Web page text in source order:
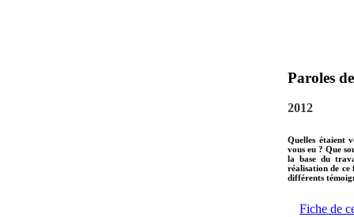
Paroles
2012
Quelles étaient
vous eu ? Que
la base du
réalisation de ce
différents
Fiche de